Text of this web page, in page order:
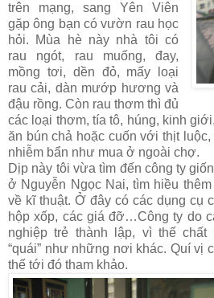
trên mạng, sang Yên Viên
gặp ông bạn có vườn rau học
hỏi. Mùa hè này nhà tôi có
rau ngót, rau muống, đay,
mồng tơi, dền đỏ, mấy loại
rau cải, dàn mướp hương và
đậu rồng. Còn rau thơm thì đủ
các loại thơm, tía tô, húng, kinh
ăn bún chả hoặc cuốn với thịt
nhiễm bẩn như mua ở ngoài chợ.
Dịp này tôi vừa tìm đến công ty
ở Nguyễn Ngọc Nai, tìm hiều
về kĩ thuật. Ở đây có các dụng cụ
hộp xốp, các giá đỡ…Công ty do
nghiệp trẻ thành lập, vì thế chất
“quái” như những nơi khác. Quí vị
thế tới đó tham khảo.